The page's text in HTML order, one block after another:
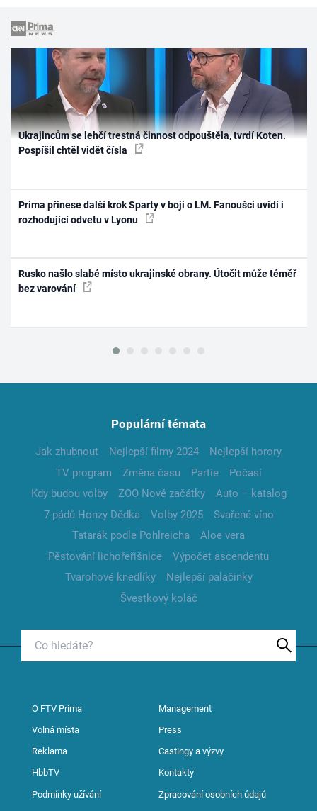
Ukrajincům se lehčí trestná činnost odpouštěla, tvrdí Koten.
Pospíšil chtěl vidět čísla
Prima přinese další krok Sparty v boji o LM. Fanoušci uvidí i
rozhodující odvetu v Lyonu
Rusko našlo slabé místo ukrajinské obrany. Útočit může téměř
bez varování
Populární témata
Jak zhubnout Nejlepší filmy 2024
Nejlepší horory
TV program
Změna času Partie
Počasí
Kdy budou volby
ZOO Nové začátky
Auto – katalog
7 pádů Honzy Dědka
Volby 2025
Svařené víno
Tatarák podle Pohlreicha
Aloe vera
Pěstování lichořeřišnice
Výpočet ascendentu
Tvarohové knedlíky
Nejlepší palačinky
Švestkový koláč
O FTV Prima Management
Volná místa Press
Reklama Castingy a výzvy
HbbTV Kontakty
Podmínky užívání Zpracování osobních údajů